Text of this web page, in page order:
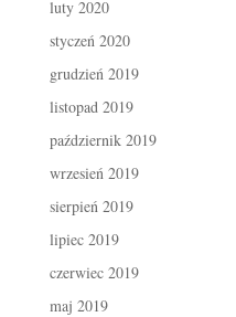
luty 2020
styczeń 2020
grudzień 2019
listopad 2019
październik 2019
wrzesień 2019
sierpień 2019
lipiec 2019
czerwiec 2019
maj 2019